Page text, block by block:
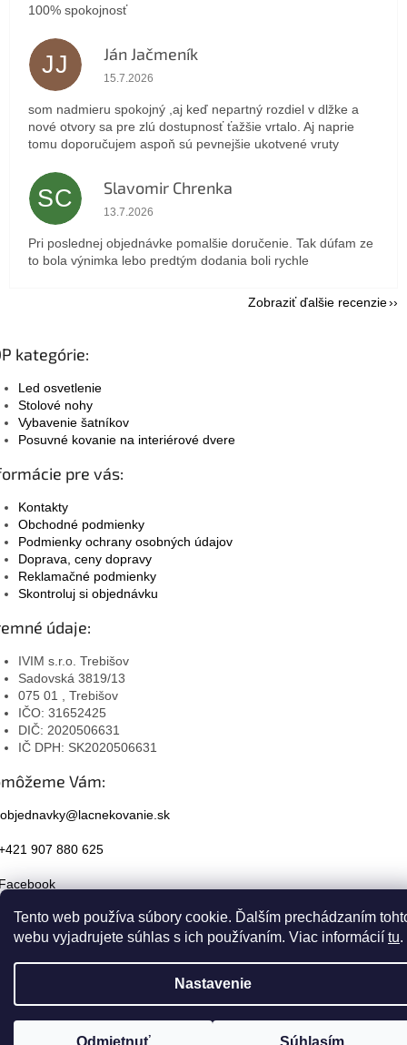
Tento web používa súbory cookie. Ďalším prechádzaním
webu vyjadrujete súhlas s ich používaním. Viac informácií tu.
Nastavenie
Odmietnuť Súhlasím
100% spokojnosť
JJ Ján Jačmeník
Hodnotenie obchodu je 5 z 5 hviezdičiek.
15.7.2026
som nadmieru spokojný ,aj keď nepartný rozdiel v dlžke a
nové otvory sa pre zlú dostupnosť ťažšie vrtalo. Aj naprie
tomu doporučujem aspoň sú pevnejšie ukotvené vruty
SC Slavomir Chrenka
Hodnotenie obchodu je 5 z 5 hviezdičiek.
13.7.2026
Pri poslednej objednávke pomalšie doručenie. Tak dúfam ze
to bola výnimka lebo predtým dodania boli rychle
Zobraziť ďalšie recenzie
kategórie:
Led osvetlenie
Stolové nohy
Vybavenie šatníkov
Posuvné kovanie na interiérové dvere
pre vás:
Kontakty
Obchodné podmienky
Podmienky ochrany osobných údajov
Doprava, ceny dopravy
Reklamačné podmienky
Skontroluj si objednávku
údaje:
IVIM s.r.o. Trebišov
Sadovská 3819/13
075 01 , Trebišov
IČO: 31652425
DIČ: 2020506631
IČ DPH: SK2020506631
Vám:
objednavky@lacnekovanie.sk
907 880 625